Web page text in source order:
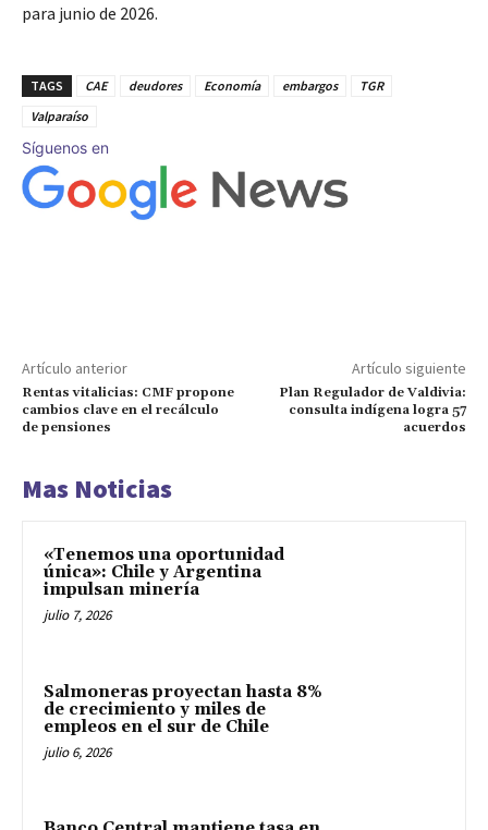
para junio de 2026.
TAGS CAE deudores Economía embargos
TGR
Valparaíso
Síguenos en
Artículo anterior
Rentas vitalicias: CMF propone
cambios clave en el recálculo
de pensiones
Artículo siguiente
Plan Regulador de Valdivia:
consulta indígena logra 57
acuerdos
Mas Noticias
«Tenemos una oportunidad
única»: Chile y Argentina
impulsan minería
julio 7, 2026
Salmoneras proyectan hasta 8%
de crecimiento y miles de
empleos en el sur de Chile
julio 6, 2026